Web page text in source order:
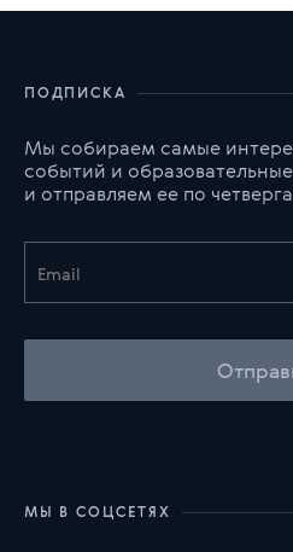
ПОДПИСКА
Мы собираем самые
событий и
и отправляем ее по
МЫ В СОЦСЕТЯХ